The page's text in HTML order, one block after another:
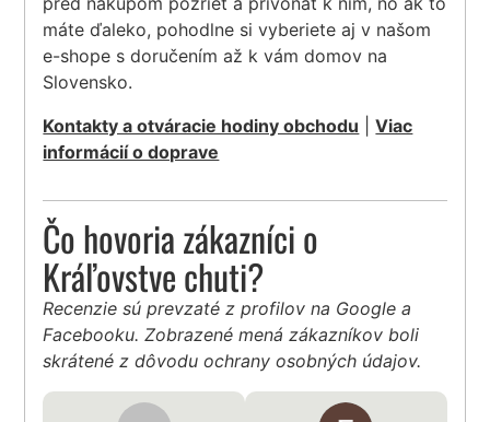
máte ďaleko, pohodlne si vyberiete aj v našom
e-shope s doručením až k vám domov na
Slovensko.
Kontakty a otváracie hodiny obchodu |Viac
informácií o doprave
Čo hovoria zákazníci o
Kráľovstve chuti?
Recenzie sú prevzaté z profilov na Google a
Facebooku. Zobrazené mená zákazníkov boli
skrátené z dôvodu ochrany osobných údajov.